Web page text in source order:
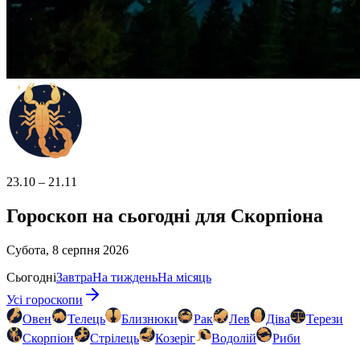
23.10 – 21.11
Гороскоп на сьогодні для Скорпіона
Субота, 8 серпня 2026
СьогодніЗавтраНа тижденьНа місяць
Усі гороскопи
Овен
Телець Близнюки Рак Лев Діва
Терези
Скорпіон
Стрілець Козеріг Водолій
Риби